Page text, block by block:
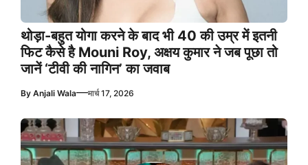
थोड़ा-बहुत योगा करने के बाद भी 40 की उम्र में इतनी
फिट कैसे है Mouni Roy, अक्षय कुमार ने जब पूछा तो
जानें ‘टीवी की नागिन’ का जवाब
By Anjali Wala—मार्च 17, 2026